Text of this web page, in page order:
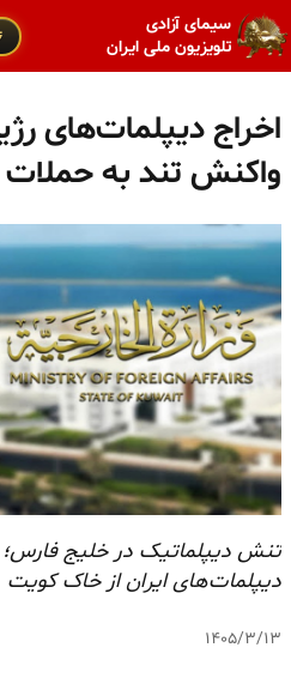
سیمای آزادی
تلویزیون ملی ایران
اخراج دیپلمات‌های
واکنش تند به
دیپلمات‌های ایران از خاک کویت
۱۴۰۵/۳/۱۳